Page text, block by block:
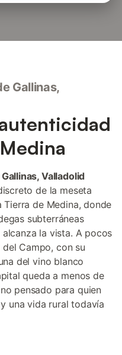
Gallinas,
Valladolid
de la meseta
de Medina, donde
subterráneas
la vista. A pocos
Campo, con su
del vino blanco
queda a menos de
pensado para quien
una vida rural todavía